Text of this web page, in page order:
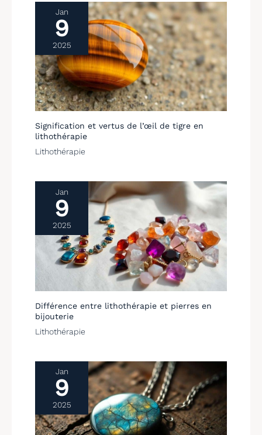
Jan
9
2025
Signification et vertus de l’œil de tigre en
lithothérapie
Lithothérapie
Jan
9
2025
Différence entre lithothérapie et pierres en
bijouterie
Lithothérapie
Jan
9
2025